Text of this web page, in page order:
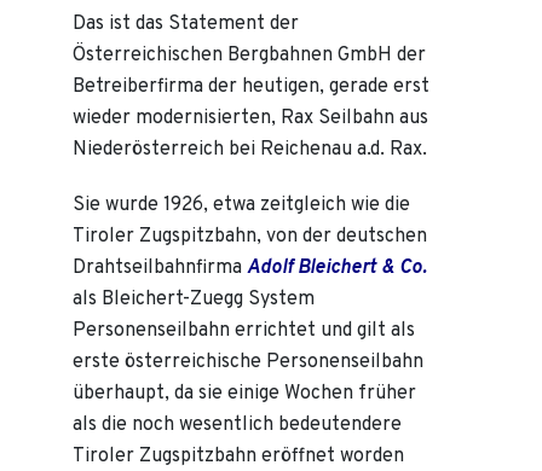
Das ist das Statement der
Österreichischen Bergbahnen GmbH der
Betreiberfirma der heutigen, gerade erst
wieder modernisierten, Rax Seilbahn aus
Niederösterreich bei Reichenau a.d. Rax.
Sie wurde 1926, etwa zeitgleich wie die
Tiroler Zugspitzbahn, von der deutschen
Drahtseilbahnfirma Adolf Bleichert & Co.
als Bleichert-Zuegg System
Personenseilbahn errichtet und gilt als
erste österreichische Personenseilbahn
überhaupt, da sie einige Wochen früher
als die noch wesentlich bedeutendere
Tiroler Zugspitzbahn eröffnet worden